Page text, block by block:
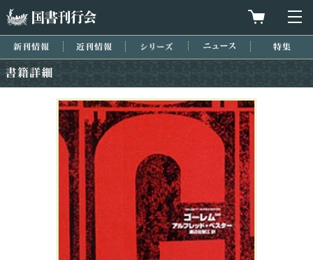
買物カゴを
新刊情報 近刊情報 シリーズ ニュース